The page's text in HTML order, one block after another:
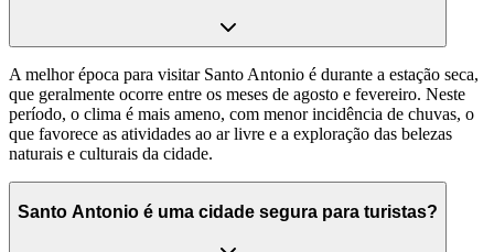
A melhor época para visitar Santo Antonio é durante a estação seca,
que geralmente ocorre entre os meses de agosto e fevereiro. Neste
período, o clima é mais ameno, com menor incidência de chuvas, o
que favorece as atividades ao ar livre e a exploração das belezas
naturais e culturais da cidade.
Santo Antonio é uma cidade segura para turistas?